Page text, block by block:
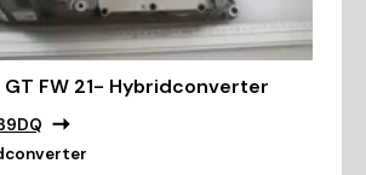
GT FW 21- Hybridconverter